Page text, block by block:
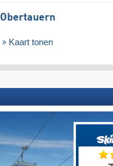
Obertauern
Kaart tonen